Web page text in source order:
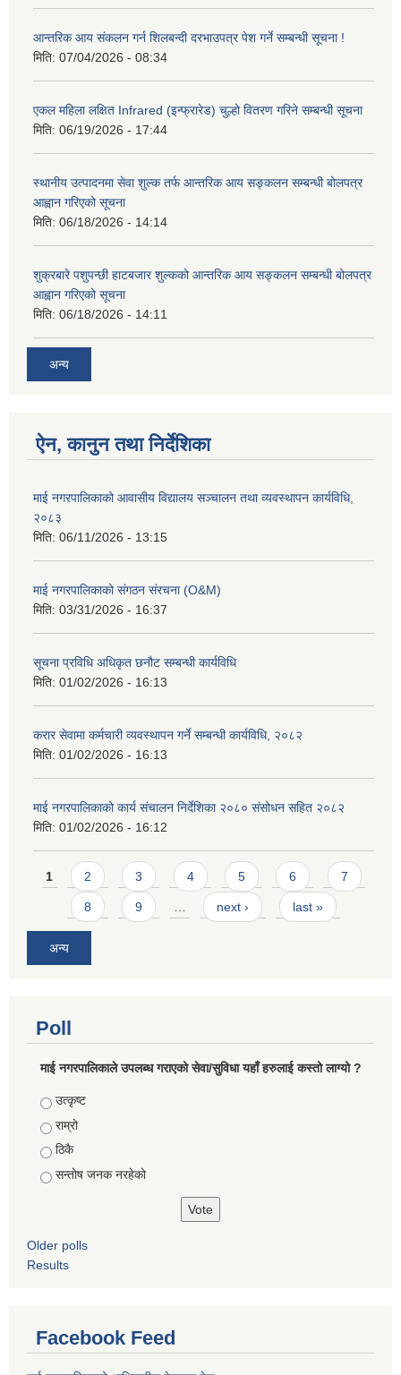
आन्तरिक आय संकलन गर्न शिलबन्दी दरभाउपत्र पेश गर्ने सम्बन्धी सूचना !
मिति: 07/04/2026 - 08:34
एकल महिला लक्षित Infrared (इन्फ्रारेड) चुल्हो वितरण गरिने सम्बन्धी सूचना
मिति: 06/19/2026 - 17:44
स्थानीय उत्पादनमा सेवा शुल्क तर्फ आन्तरिक आय सङ्कलन सम्बन्धी बोलपत्र
आह्वान गरिएको सूचना
मिति: 06/18/2026 - 14:14
शुक्रबारे पशुपन्छी हाटबजार शुल्कको आन्तरिक आय सङ्कलन सम्बन्धी बोलपत्र
आह्वान गरिएको सूचना
मिति: 06/18/2026 - 14:11
अन्य
ऐन, कानुन तथा निर्देशिका
माई नगरपालिकाको आवासीय विद्यालय सञ्चालन तथा व्यवस्थापन कार्यविधि,
२०८३
मिति: 06/11/2026 - 13:15
माई नगरपालिकाको संगठन संरचना (O&M)
मिति: 03/31/2026 - 16:37
सूचना प्रविधि अधिकृत छनौट सम्बन्धी कार्यविधि
मिति: 01/02/2026 - 16:13
करार सेवामा कर्मचारी व्यवस्थापन गर्ने सम्बन्धी कार्यविधि, २०८२
मिति: 01/02/2026 - 16:13
माई नगरपालिकाको कार्य संचालन निर्देशिका २०८० संसोधन सहित २०८२
मिति: 01/02/2026 - 16:12
Pages
1 2 3 4 5 6 7
8 9 next › last »
अन्य
Poll
माई नगरपालिकाले उपलब्ध गराएको सेवा/सुविधा यहाँ हरुलाई कस्तो लाग्यो ?
Choices
उत्कृष्ट
राम्रो
ठिकै
सन्तोष जनक नरहेको
Older polls
Results
Facebook Feed